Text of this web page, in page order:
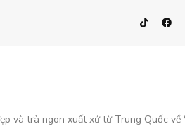
và trà ngon xuất xứ từ Trung Quốc về